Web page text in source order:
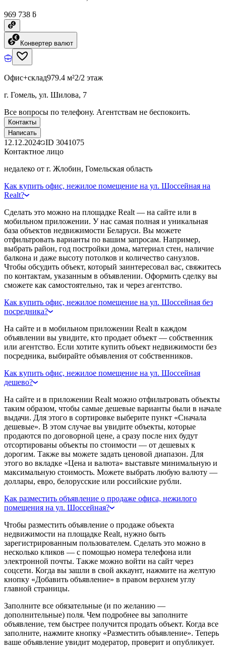
969 738 ƃ
Конвертер валют
Офис+склад979.4 м²2/2 этаж
г. Гомель, ул. Шилова, 7
Все вопросы по телефону. Агентствам не беспокоить.
Контакты
Написать
12.12.2024 ID 3041075
Контактное лицо
недалеко от г. Жлобин, Гомельская область
Как купить офис, нежилое помещение на ул. Шоссейная на
Realt?
Сделать это можно на площадке Realt — на сайте или в
мобильном приложении. У нас самая полная и уникальная
база объектов недвижимости Беларуси. Вы можете
отфильтровать варианты по вашим запросам. Например,
выбрать район, год постройки дома, материал стен, наличие
балкона и даже высоту потолков и количество санузлов.
Чтобы обсудить объект, который заинтересовал вас, свяжитесь
по контактам, указанным в объявлении. Оформить сделку вы
сможете как самостоятельно, так и через агентство.
Как купить офис, нежилое помещение на ул. Шоссейная без
посредника?
На сайте и в мобильном приложении Realt в каждом
объявлении вы увидите, кто продает объект — собственник
или агентство. Если хотите купить объект недвижимости без
посредника, выбирайте объявления от собственников.
Как купить офис, нежилое помещение на ул. Шоссейная
дешево?
На сайте и в приложении Realt можно отфильтровать объекты
таким образом, чтобы самые дешевые варианты были в начале
выдачи. Для этого в сортировке выберите пункт «Сначала
дешевые». В этом случае вы увидите объекты, которые
продаются по договорной цене, а сразу после них будут
отсортированы объекты по стоимости — от дешевых к
дорогим. Также вы можете задать ценовой диапазон. Для
этого во вкладке «Цена и валюта» выставьте минимальную и
максимальную стоимость. Можете выбрать любую валюту —
доллары, евро, белорусские или российские рубли.
Как разместить объявление о продаже офиса, нежилого
помещения на ул. Шоссейная?
Чтобы разместить объявление о продаже объекта
недвижимости на площадке Realt, нужно быть
зарегистрированным пользователем. Сделать это можно в
несколько кликов — с помощью номера телефона или
электронной почты. Также можно войти на сайт через
соцсети. Когда вы зашли в свой аккаунт, нажмите на желтую
кнопку «Добавить объявление» в правом верхнем углу
главной страницы.
Заполните все обязательные (и по желанию —
дополнительные) поля. Чем подробнее вы заполните
объявление, тем быстрее получится продать объект. Когда все
заполните, нажмите кнопку «Разместить объявление». Теперь
ваше объявление увидит модератор, проверит и опубликует.